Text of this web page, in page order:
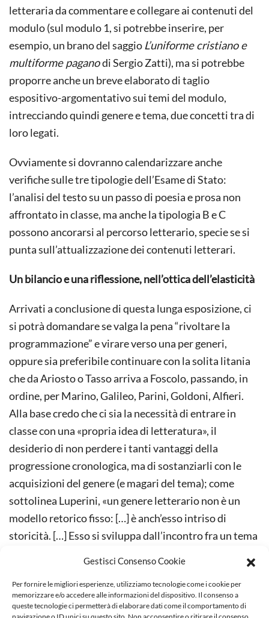
Gestisci Consenso Cookie
Per fornire le migliori esperienze, utilizziamo tecnologie come i cookie per
memorizzare e/o accedere alle informazioni del dispositivo. Il consenso a
queste tecnologie ci permetterà di elaborare dati come il comportamento di
letteraria da commentare e collegare ai contenuti del
modulo (sul modulo 1, si potrebbe inserire, per
esempio, un brano del saggio L’uniforme cristiano e
multiforme paganodi Sergio Zatti), ma si potrebbe
proporre anche un breve elaborato di taglio
espositivo-argomentativo sui temi del modulo,
intrecciando quindi genere e tema, due concetti tra di
loro legati.
Ovviamente si dovranno calendarizzare anche
verifiche sulle tre tipologie dell’Esame di Stato:
l’analisi del testo su un passo di poesia e prosa non
affrontato in classe, ma anche la tipologia B e C
possono ancorarsi al percorso letterario, specie se si
punta sull’attualizzazione dei contenuti letterari.
Un bilancio e una riflessione, nell’ottica dell’elasticità
Arrivati a conclusione di questa lunga esposizione, ci
si potrà domandare se valga la pena “rivoltare la
programmazione” e virare verso una per generi,
oppure sia preferibile continuare con la solita litania
che da Ariosto o Tasso arriva a Foscolo, passando, in
ordine, per Marino, Galileo, Parini, Goldoni, Alfieri.
Alla base credo che ci sia la necessità di entrare in
classe con una «propria idea di letteratura», il
desiderio di non perdere i tanti vantaggi della
progressione cronologica, ma di sostanziarli con le
acquisizioni del genere (e magari del tema); come
sottolinea Luperini, «un genere letterario non è un
modello retorico fisso: […] è anch’esso intriso di
storicità. […] Esso si sviluppa dall’incontro fra un tema
pragmatica, da un certo rapporto io-mondo» (R.
Luperini,op. cit, p. 53).